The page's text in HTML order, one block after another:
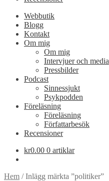
Webbutik
Blogg
Kontakt
Om mig
Om mig
Intervjuer och media
Pressbilder
Podcast
Sinnessjukt
Psykpodden
Föreläsning
Föreläsning
Författarbesök
Recensioner
kr0.00 0 artiklar
Hem /Inlägg märkta ”politiker”